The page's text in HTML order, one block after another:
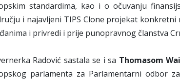
standardima, kao i o očuvanju
i najavljeni TIPS Clone projekat
i privredi i prije punopravnog članstva
Radović sastala se i sa Thomasom
parlamenta za Parlamentarni odbor